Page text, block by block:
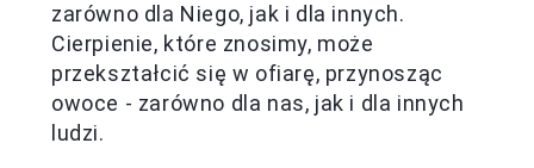
zarówno dla Niego, jak i dla innych.
Cierpienie, które znosimy, może
przekształcić się w ofiarę, przynosząc
owoce - zarówno dla nas, jak i dla innych
ludzi.